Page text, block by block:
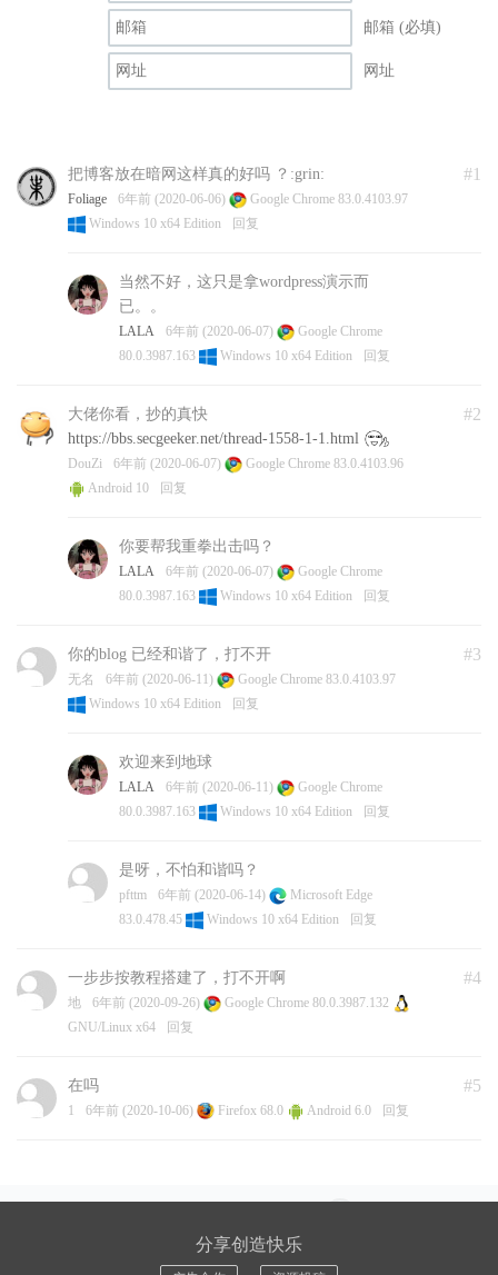
邮箱 (必填)
网址
#1
把博客放在暗网这样真的好吗 ？:grin:
Foliage 6年前 (2020-06-06)
Google Chrome 83.0.4103.97
Windows 10 x64 Edition
回复
当然不好，这只是拿wordpress演示而
已。。
LALA 6年前 (2020-06-07)
Google Chrome
80.0.3987.163
Windows 10 x64 Edition 回复
#2
大佬你看，抄的真快
https://bbs.secgeeker.net/thread-1558-1-1.html
DouZi 6年前 (2020-06-07)
Google Chrome 83.0.4103.96
Android 10
回复
你要帮我重拳出击吗？
LALA 6年前 (2020-06-07)
Google Chrome
80.0.3987.163
Windows 10 x64 Edition 回复
#3
你的blog 已经和谐了，打不开
无名 6年前 (2020-06-11)
Google Chrome 83.0.4103.97
Windows 10 x64 Edition
回复
欢迎来到地球
LALA 6年前 (2020-06-11)
Google Chrome
80.0.3987.163
Windows 10 x64 Edition 回复
是呀，不怕和谐吗？
pfttm 6年前 (2020-06-14)
Microsoft Edge
83.0.478.45
Windows 10 x64 Edition 回复
#4
一步步按教程搭建了，打不开啊
地 6年前 (2020-09-26)
Google Chrome 80.0.3987.132
GNU/Linux x64
回复
#5
在吗
1 6年前 (2020-10-06) Firefox 68.0 Android 6.0 回复
分享创造快乐